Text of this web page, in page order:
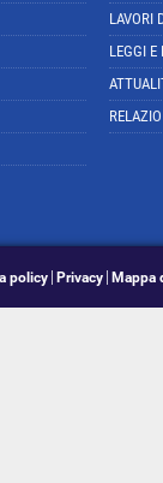
LAVORI
LEGGI E
policy Privacy Mappa